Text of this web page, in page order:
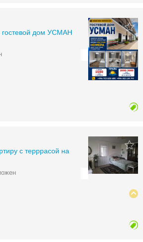
дом УСМАН
с терррасой на